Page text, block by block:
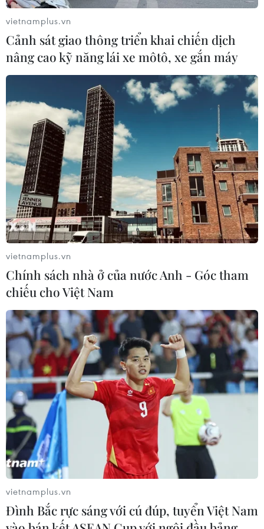
#U23 Việt Nam
#Philippe Troussier
#Vòng loại U23 châu Á 2024
#Tiến Linh
#Tuấn Anh TP. Hà Nội Phú Thọ
Theo dõi VietnamPlus
TIN LIÊN QUAN
HLV Hoàng Anh Tuấn ca ngợi bản lĩnh của
các cầu thủ trẻ Việt Nam
vietnamplus.vn
Cảnh sát giao thông triển khai chiến dịch
nâng cao kỹ năng lái xe môtô, xe gắn máy
vietnamplus.vn
Chính sách nhà ở của nước Anh - Góc tham
chiếu cho Việt Nam
vietnamplus.vn
Đình Bắc rực sáng với cú đúp, tuyển Việt Nam